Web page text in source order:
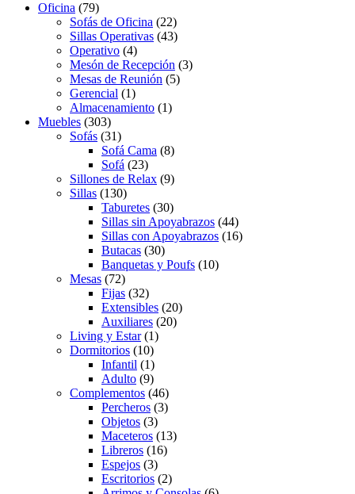
Oficina (79)
Sofás de Oficina (22)
Sillas Operativas (43)
Operativo (4)
Mesón de Recepción (3)
Mesas de Reunión (5)
Gerencial (1)
Almacenamiento (1)
Muebles (303)
Sofás (31)
Sofá Cama (8)
Sofá (23)
Sillones de Relax (9)
Sillas (130)
Taburetes (30)
Sillas sin Apoyabrazos (44)
Sillas con Apoyabrazos (16)
Butacas (30)
Banquetas y Poufs (10)
Mesas (72)
Fijas (32)
Extensibles (20)
Auxiliares (20)
Living y Estar(1)
Dormitorios (10)
Infantil (1)
Adulto (9)
Complementos (46)
Percheros (3)
Objetos (3)
Maceteros (13)
Libreros (16)
Espejos (3)
Escritorios (2)